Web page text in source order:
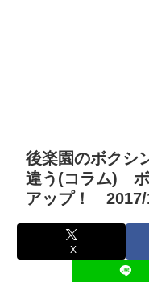
後楽園のボクシ
違う(コラム) ボ
アップ！ 2017/
X